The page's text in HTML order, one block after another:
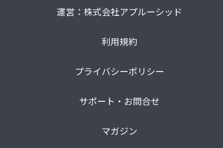
運営：株式会社アプルーシッド
利用規約
プライバシーポリシー
サポート・お問合せ
マガジン